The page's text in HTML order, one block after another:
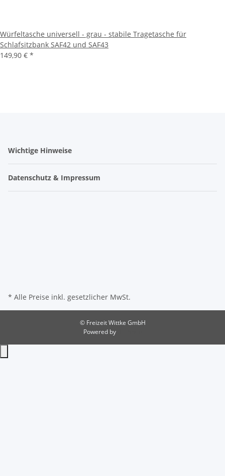
Würfeltasche universell - grau - stabile Tragetasche für
Schlafsitzbank SAF42 und SAF43
149,90 € *
Wichtige Hinweise
Datenschutz & Impressum
* Alle Preise inkl. gesetzlicher MwSt.
© Freizeit Wittke GmbH
Powered by